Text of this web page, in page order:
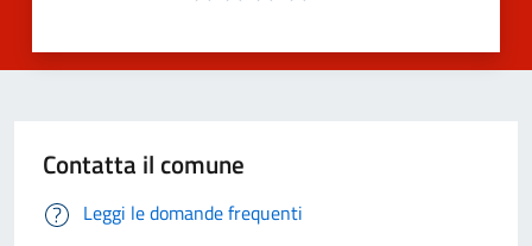
Contatta il comune
Leggi le domande frequenti